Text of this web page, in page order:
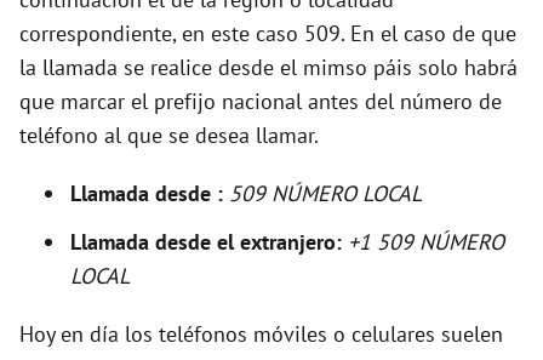
e
o
correspondiente, en este caso 509. En el caso de que
la llamada se realice desde el mimso páis solo habrá
que marcar el prefijo nacional antes del número de
teléfono al que se desea llamar.
Llamada desde : 509 NÚMERO LOCAL
Llamada desde el extranjero: +1 509 NÚMERO
LOCAL
Hoy en día los teléfonos móviles o celulares suelen